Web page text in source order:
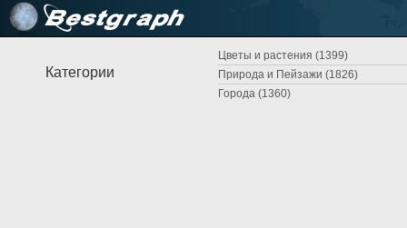
Категории
Цветы и растения (1399)
Природа и Пейзажи (1826)
Города (1360)